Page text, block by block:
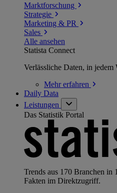
Marktforschung
Strategie
Marketing & PR
Sales
Alle ansehen
Statista Connect
Verlässliche Daten, in
Mehrerfahren
Daily Data
Leistungen
Das Statistik Portal
Trends aus 170 Branchen
Fakten im Direktzugriff.